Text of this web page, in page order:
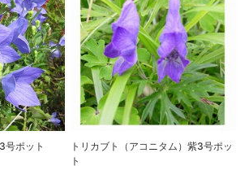
号ポット
トリカブト（アコニタム）紫3号ポッ
ト